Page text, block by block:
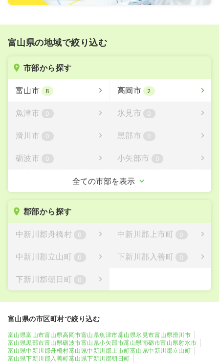
富山県の地域で絞り込む
市部から探す
富山市 8 高岡市 2
魚津市 0 氷見市 0
滑川市 0 黒部市 0
砺波市 0 小矢部市 0
射水市
全ての市部を表示
郡部から探す
中新川郡舟橋村 0 中新川郡上市町 0
中新川郡立山町 0 下新川郡入善町 0
下新川郡朝日町 0
富山県の市区町村で絞り込む
富山県富山市富山県高岡市富山県魚津市富山県氷見市富山県滑川市
富山県黒部市富山県砺波市富山県小矢部市富山県南砺市富山県射水市
富山県中新川郡舟橋村富山県中新川郡上市町富山県中新川郡立山町
富山県下新川郡入善町富山県下新川郡朝日町